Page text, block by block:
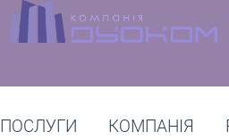
ПОСЛУГИ КОМПАНІЯ